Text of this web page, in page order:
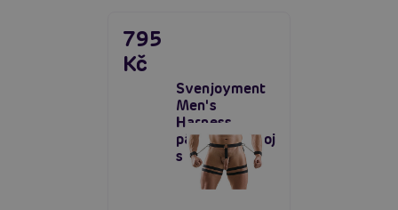
Svenjoyment
Men's
Harness,
pánský postroj
s pouty
795
Kč